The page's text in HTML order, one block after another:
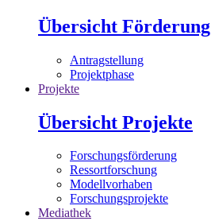
Übersicht Förderung
Antragstellung
Projektphase
Projekte
Übersicht Projekte
Forschungsförderung
Ressortforschung
Modellvorhaben
Forschungsprojekte
Mediathek